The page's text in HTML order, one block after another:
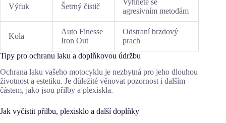
Výfuk Šetrný čistič
agresivním metodám
Kola
Auto Finesse
Iron Out
Odstraní brzdový
prach
Tipy pro ochranu laku a doplňkovou údržbu
Ochrana laku vašeho motocyklu je nezbytná pro jeho dlouhou
životnost a estetiku. Je důležité věnovat pozornost i dalším
částem, jako jsou přilby a plexiskla.
Jak vyčistit přilbu, plexisklo a další doplňky